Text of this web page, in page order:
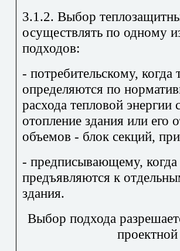
3.1.2. Выбор
осуществлять по одному
подходов:
- потребительскому,
определяются по
расхода тепловой
отопление здания или его
объемов - блок секций,
- предписывающему,
предъявляются к
здания.
Выбор подхода